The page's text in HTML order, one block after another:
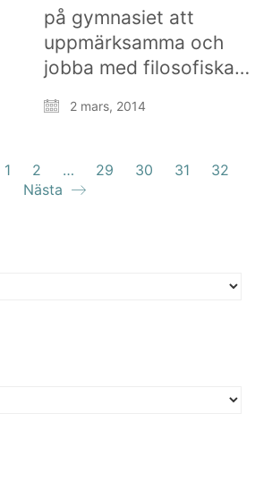
på gymnasiet att
uppmärksamma och
jobba med filosofiska…
2 mars, 2014
1 2 … 29 30 31
32
Nästa